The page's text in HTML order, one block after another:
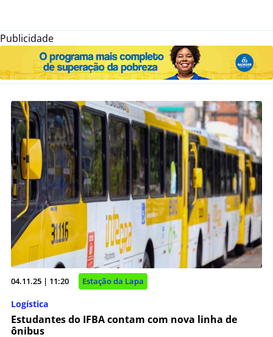
Publicidade
04.11.25 | 11:20 Estação da Lapa
Logística
Estudantes do IFBA contam com nova linha de
ônibus